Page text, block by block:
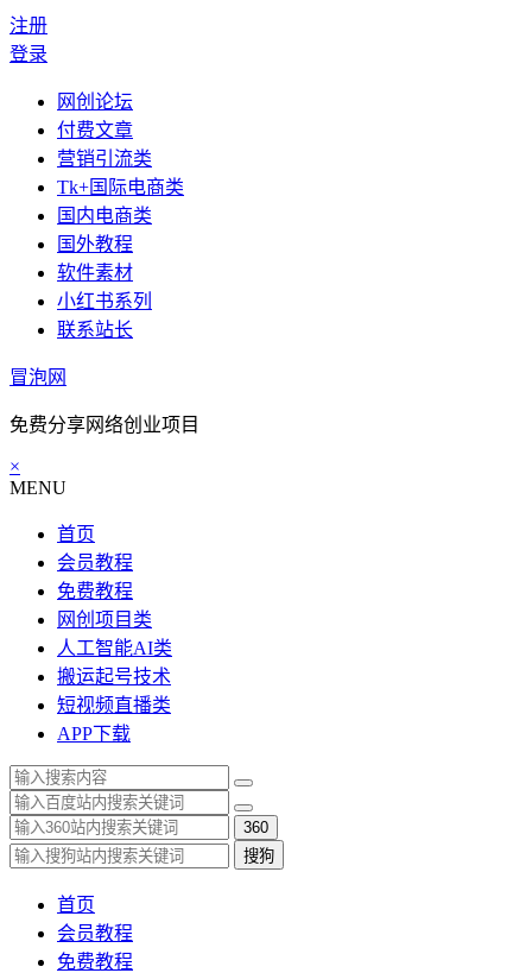
注册
登录
网创论坛
付费文章
营销引流类
Tk+国际电商类
国内电商类
国外教程
软件素材
小红书系列
联系站长
冒泡网
免费分享网络创业项目
×
MENU
首页
会员教程
免费教程
网创项目类
人工智能AI类
搬运起号技术
短视频直播类
APP下载
360
搜狗
首页
会员教程
免费教程